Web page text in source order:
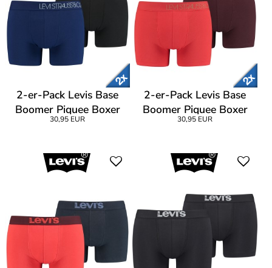
2-er-Pack Levis Base
Boomer Piquee Boxer
30,95 EUR
2-er-Pack Levis Base
Boomer Piquee Boxer
30,95 EUR